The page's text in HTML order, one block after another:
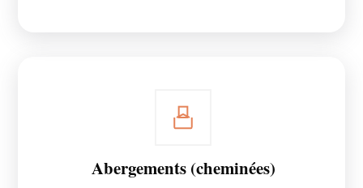
Abergements (cheminées)